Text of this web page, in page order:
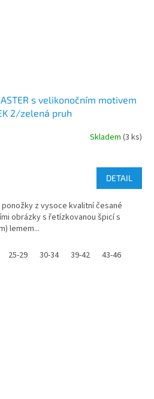
s velikonočním motivem
2/zelená pruh
Skladem (3 ks)
DETAIL
z vysoce kvalitní česané
obrázky s řetízkovanou špicí s
lemem...
25-29 30-34 39-42 43-46